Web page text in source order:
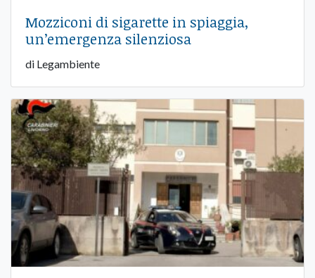
Mozziconi di sigarette in spiaggia,
un’emergenza silenziosa
di Legambiente